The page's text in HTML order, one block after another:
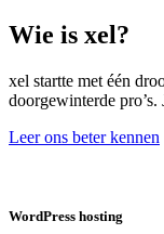
Wie is xel?
xel startte met één
doorgewinterde
Leer ons beter kennen
WordPress hosting